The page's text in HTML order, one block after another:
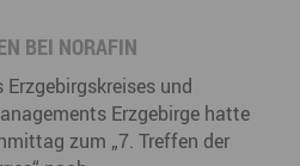
BEI NORAFIN
und
Erzgebirge hatte
zum „7. Treffen der